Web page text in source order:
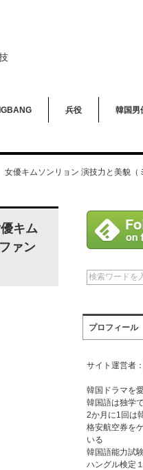
兵役 韓国男
優キムソンリョン 演技力と美貌
キム
ァン
プロフィール
サイト運営者
韓国ドラマを
韓国語は独学
2か月に1回は
格安航空券を
いる
韓国語能力試
ハングル検定